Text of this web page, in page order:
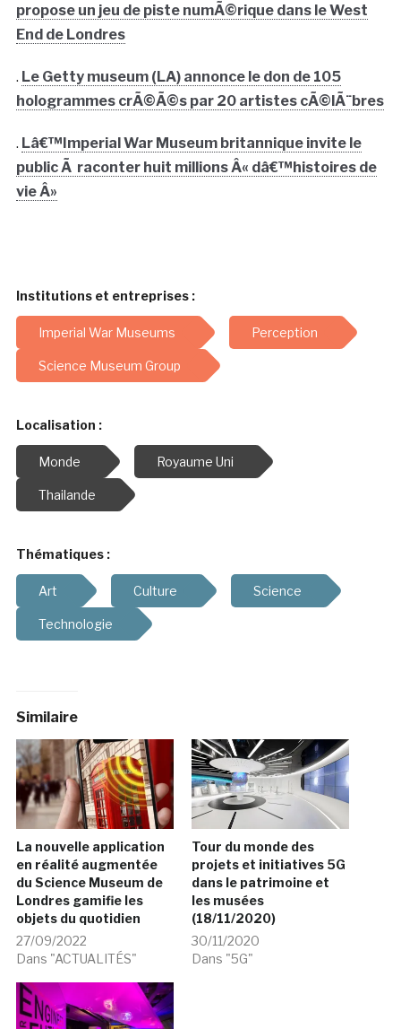
propose un jeu de piste numÃ©rique dans le West
End de Londres
. Le Getty museum (LA) annonce le don de 105
hologrammes crÃ©Ã©s par 20 artistes cÃ©lÃ¨bres
. Lâ€™Imperial War Museum britannique invite le
public Ã raconter huit millions Â« dâ€™histoires de
vie Â»
Institutions et entreprises :
Imperial War Museums Perception
Science Museum Group
Localisation :
Monde Royaume Uni
Thailande
Thématiques :
Art Culture Science
Technologie
Similaire
La nouvelle application
en réalité augmentée
du Science Museum de
Londres gamifie les
objets du quotidien
27/09/2022
Dans "ACTUALITÉS"
Tour du monde des
projets et initiatives 5G
dans le patrimoine et
les musées
(18/11/2020)
30/11/2020
Dans "5G"